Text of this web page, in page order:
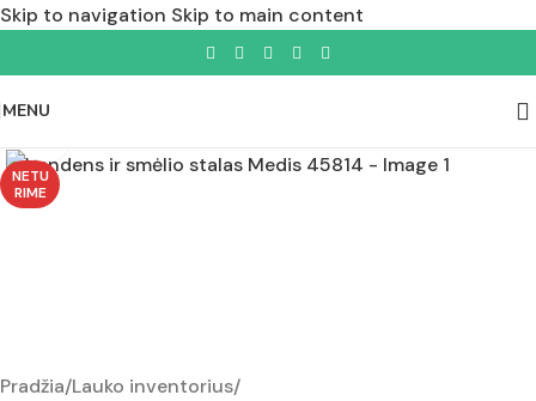
Skip to navigation Skip to main content
MENU
NETU
RIME
Pradžia/Lauko inventorius/